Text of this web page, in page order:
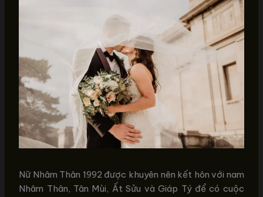
Nữ Nhâm Thân 1992 được khuyên nên kết hôn với nam
Nhâm Thân, Tân Mùi, Ất Sửu và Giáp Tý để có cuộc